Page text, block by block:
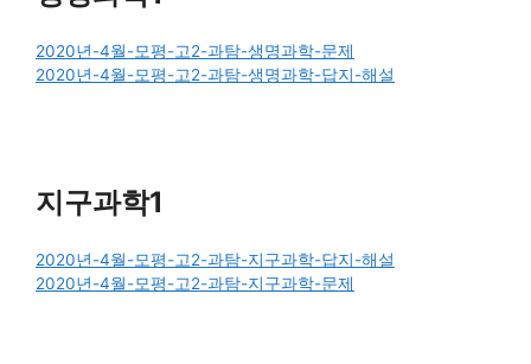
2020년-4월-모평-고2-과탐-생명과학-문제
2020년-4월-모평-고2-과탐-생명과학-답지-해설
지구과학1
2020년-4월-모평-고2-과탐-지구과학-답지-해설
2020년-4월-모평-고2-과탐-지구과학-문제